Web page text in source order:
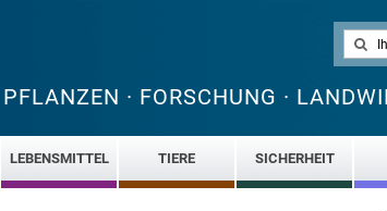
PFLANZEN · FORSCHUNG ·
LEBENSMITTEL TIERE SICHERHEIT